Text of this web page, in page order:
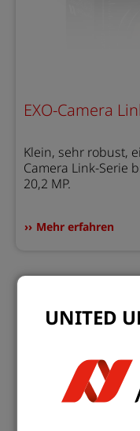
EXO-Camera
Klein, sehr robust,
Camera Link-Serie
20,2 MP.
Mehr erfahren
UNITED